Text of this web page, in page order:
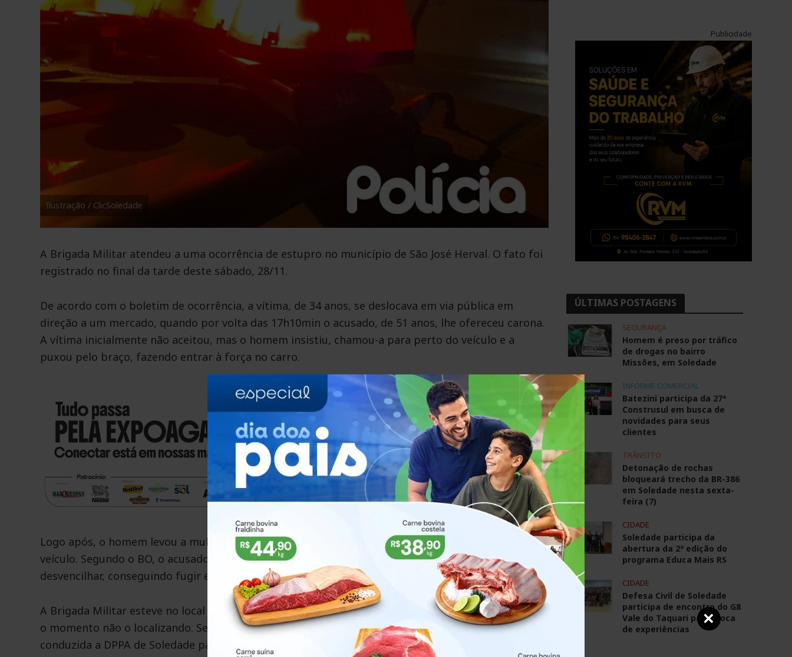
Ilustração / ClicSoledade
A Brigada Militar atendeu a uma ocorrência de estupro no município de São José Herval. O fato foi
registrado no final da tarde deste sábado, 28/11.
De acordo com o boletim de ocorrência, a vítima, de 34 anos, se deslocava em via pública em
direção a um mercado, quando por volta das 17h10min o acusado, de 51 anos, lhe ofereceu carona.
A vítima inicialmente não aceitou, mas o homem insistiu, chamou-a para perto do veículo e a
puxou pelo braço, fazendo entrar à força no carro.
Logo após, o homem levou a mulher para a sua casa e fechou a porta da garagem, tirando-a do
veículo. Segundo o BO, o acusado começou a beijá-la e a obrigou a fazer sexo. A vítima tentou se
desvencilhar, conseguindo fugir e se socorrendo em uma vizinha.
A Brigada Militar esteve no local sendo realizadas buscas na cidade a procura do acusado, que até
o momento não o localizando. Segundo os policiais sua casa encontra-se fechada. A vítima foi
conduzida a DPPA de Soledade para registro da ocorrência.
Publicidade
ÚLTIMAS POSTAGENS
SEGURANÇA
Homem é preso por tráfico
de drogas no bairro
Missões, em Soledade
INFORME COMERCIAL
Batezini participa da 27ª
Construsul em busca de
novidades para seus
clientes
TRÂNSITO
Detonação de rochas
bloqueará trecho da BR-386
em Soledade nesta sexta-
feira (7)
CIDADE
Soledade participa da
abertura da 2ª edição do
programa Educa Mais RS
CIDADE
Defesa Civil de Soledade
participa de encontro do G8
Vale do Taquari para troca
de experiências
×